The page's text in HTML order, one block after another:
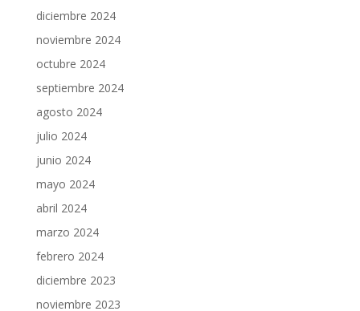
diciembre 2024
noviembre 2024
octubre 2024
septiembre 2024
agosto 2024
julio 2024
junio 2024
mayo 2024
abril 2024
marzo 2024
febrero 2024
diciembre 2023
noviembre 2023